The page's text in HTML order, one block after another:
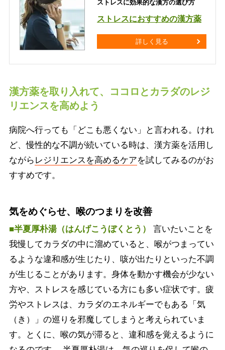
ストレスに効果的な漢方の選び方
ストレスにおすすめの漢方薬
詳しく見る
漢方薬を取り入れて、ココロとカラダのレジ
リエンスを高めよう
病院へ行っても「どこも悪くない」と言われる。けれ
ど、慢性的な不調が続いている時は、漢方薬を活用し
ながら レジリエンスを高めるケアを試してみるのがお
すすめです。
気をめぐらせ、喉のつまりを改善
■半夏厚朴湯（はんげこうぼくとう）
言いたいことを
我慢してカラダの中に溜めていると、喉がつまってい
るような違和感が生じたり、咳が出たりといった不調
が生じることがあります。身体を動かす機会が少ない
方や、ストレスを感じている方にも多い症状です。疲
労やストレスは、カラダのエネルギーでもある「気
（き）」の巡りを邪魔してしまうと考えられていま
す。とくに、喉の気が滞ると、違和感を覚えるように